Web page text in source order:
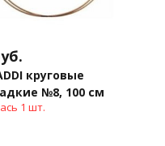
круговые
№8, 100 см
1 шт.